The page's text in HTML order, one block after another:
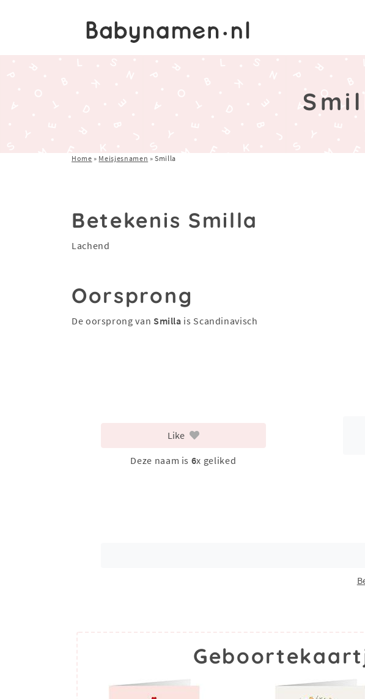
Home » Meisjesnamen »Smilla
Betekenis Smilla
Lachend
Oorsprong
De oorsprong van Smilla is Scandinavisch
Like
Deze naam is 6x geliked